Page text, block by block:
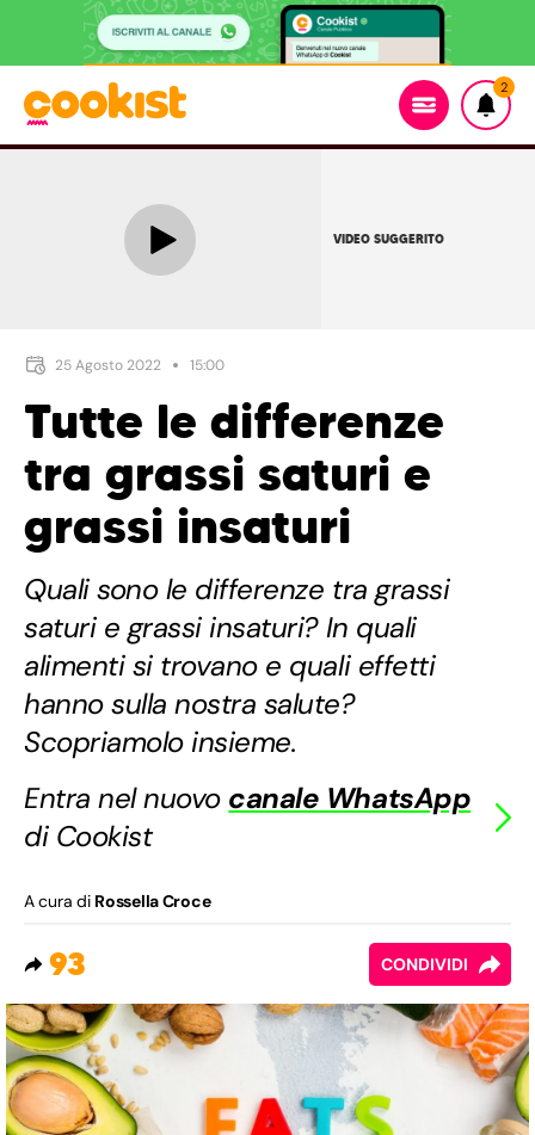
2
VIDEO SUGGERITO
25 Agosto 2022 15:00
Tutte le differenze
tra grassi saturi e
grassi insaturi
Quali sono le differenze tra grassi
saturi e grassi insaturi? In quali
alimenti si trovano e quali effetti
hanno sulla nostra salute?
Scopriamolo insieme.
Entra nel nuovo canale WhatsApp
di Cookist
A cura di Rossella Croce
93 CONDIVIDI